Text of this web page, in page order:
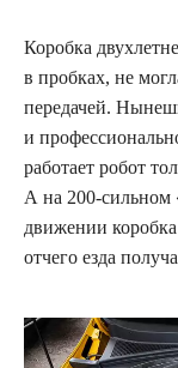
Коробка
в пробках, не
передачей.
и
работает робот
А на 200‑сильном
движении
отчего езда